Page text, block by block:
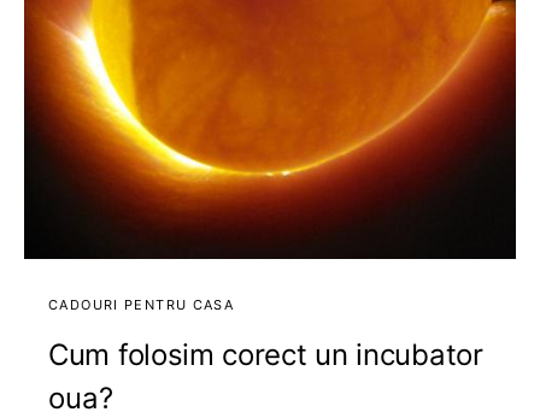
CADOURI PENTRU CASA
Cum folosim corect un incubator
oua?